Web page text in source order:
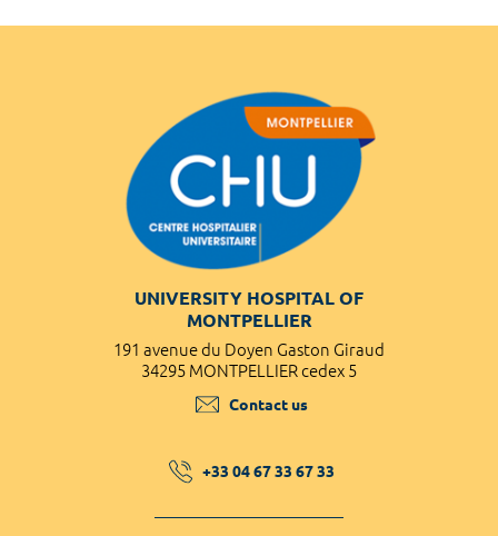
UNIVERSITY HOSPITAL OF
MONTPELLIER
191 avenue du Doyen Gaston Giraud
34295 MONTPELLIER cedex 5
Contact us
+33 04 67 33 67 33